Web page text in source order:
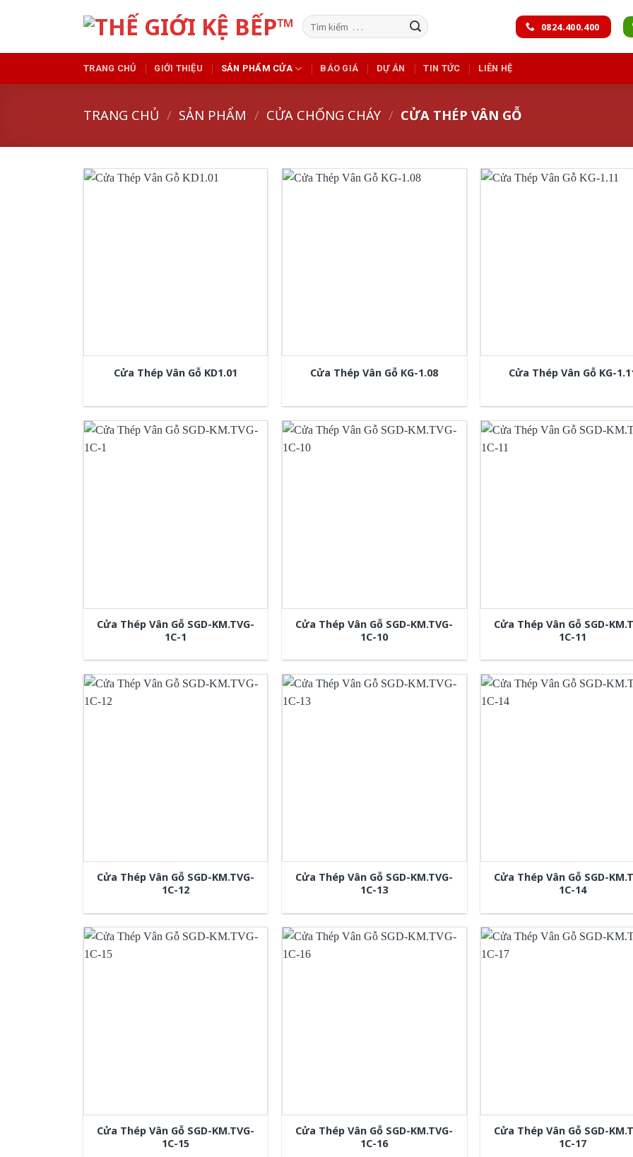
Tìm
kiếm:
0824.400.400
TRANG CHỦ GIỚI THIỆU SẢN PHẨM CỬA BÁO GIÁ DỰ ÁN TIN TỨC LIÊN HỆ
TRANG CHỦ / SẢN PHẨM / CỬA CHỐNG CHÁY / CỬA THÉP VÂN GỖ
Cửa Thép Vân Gỗ KD1.01 Cửa Thép Vân Gỗ KG-1.08 Cửa Thép Vân Gỗ KG-
Cửa Thép Vân Gỗ SGD-KM.TVG-
1C-1
Cửa Thép Vân Gỗ SGD-KM.TVG-
1C-10
Cửa Thép Vân Gỗ SGD-
1C-11
Cửa Thép Vân Gỗ SGD-KM.TVG-
1C-12
Cửa Thép Vân Gỗ SGD-KM.TVG-
1C-13
Cửa Thép Vân Gỗ SGD-
1C-14
Cửa Thép Vân Gỗ SGD-KM.TVG-
1C-15
Cửa Thép Vân Gỗ SGD-KM.TVG-
1C-16
Cửa Thép Vân Gỗ SGD-
1C-17